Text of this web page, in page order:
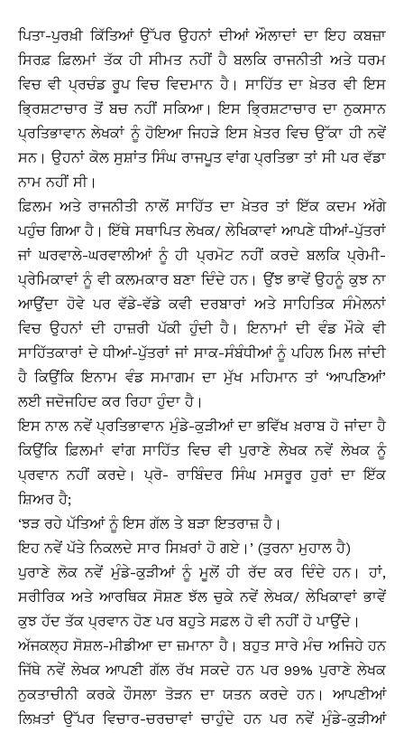
ਪਿਤਾ-ਪੁਰਖ਼ੀ ਕਿੱਤਿਆਂ ਉੱਪਰ ਉਹਨਾਂ ਦੀਆਂ ਔਲਾਦਾਂ ਦਾ ਇਹ ਕਬਜ਼ਾ
ਸਿਰਫ਼ ਫ਼ਿਲਮਾਂ ਤੱਕ ਹੀ ਸੀਮਤ ਨਹੀਂ ਹੈ ਬਲਕਿ ਰਾਜਨੀਤੀ ਅਤੇ ਧਰਮ
ਵਿਚ ਵੀ ਪ੍ਰਚੰਡ ਰੂਪ ਵਿਚ ਵਿਦਮਾਨ ਹੈ। ਸਾਹਿੱਤ ਦਾ ਖ਼ੇਤਰ ਵੀ ਇਸ
ਭ੍ਰਿਸ਼ਟਾਚਾਰ ਤੋਂ ਬਚ ਨਹੀਂ ਸਕਿਆ। ਇਸ ਭ੍ਰਿਸ਼ਟਾਚਾਰ ਦਾ ਨੁਕਸਾਨ
ਪ੍ਰਤਿਭਾਵਾਨ ਲੇਖਕਾਂ ਨੂੰ ਹੋਇਆ ਜਿਹੜੇ ਇਸ ਖ਼ੇਤਰ ਵਿਚ ਉੱਕਾ ਹੀ ਨਵੇਂ
ਸਨ। ਉਹਨਾਂ ਕੋਲ ਸੁਸ਼ਾਂਤ ਸਿੰਘ ਰਾਜਪੂਤ ਵਾਂਗ ਪ੍ਰਤਿਭਾ ਤਾਂ ਸੀ ਪਰ ਵੱਡਾ
ਨਾਮ ਨਹੀਂ ਸੀ।
ਫ਼ਿਲਮ ਅਤੇ ਰਾਜਨੀਤੀ ਨਾਲੋਂ ਸਾਹਿੱਤ ਦਾ ਖ਼ੇਤਰ ਤਾਂ ਇੱਕ ਕਦਮ ਅੱਗੇ
ਪਹੁੰਚ ਗਿਆ ਹੈ। ਇੱਥੇ ਸਥਾਪਿਤ ਲੇਖਕ/ ਲੇਖਿਕਾਵਾਂ ਆਪਣੇ ਧੀਆਂ-ਪੁੱਤਰਾਂ
ਜਾਂ ਘਰਵਾਲੇ-ਘਰਵਾਲੀਆਂ ਨੂੰ ਹੀ ਪ੍ਰਮੋਟ ਨਹੀਂ ਕਰਦੇ ਬਲਕਿ ਪ੍ਰੇਮੀ-
ਪ੍ਰੇਮਿਕਾਵਾਂ ਨੂੰ ਵੀ ਕਲਮਕਾਰ ਬਣਾ ਦਿੰਦੇ ਹਨ। ਉਂਝ ਭਾਵੇਂ ਉਹਨੂੰ ਕੁਝ ਨਾ
ਆਉਂਦਾ ਹੋਵੇ ਪਰ ਵੱਡੇ-ਵੱਡੇ ਕਵੀ ਦਰਬਾਰਾਂ ਅਤੇ ਸਾਹਿਤਿਕ ਸੰਮੇਲਨਾਂ
ਵਿਚ ਉਹਨਾਂ ਦੀ ਹਾਜ਼ਰੀ ਪੱਕੀ ਹੁੰਦੀ ਹੈ। ਇਨਾਮਾਂ ਦੀ ਵੰਡ ਮੌਕੇ ਵੀ
ਸਾਹਿੱਤਕਾਰਾਂ ਦੇ ਧੀਆਂ-ਪੁੱਤਰਾਂ ਜਾਂ ਸਾਕ-ਸੰਬੰਧੀਆਂ ਨੂੰ ਪਹਿਲ ਮਿਲ ਜਾਂਦੀ
ਹੈ ਕਿਉਂਕਿ ਇਨਾਮ ਵੰਡ ਸਮਾਗਮ ਦਾ ਮੁੱਖ ਮਹਿਮਾਨ ਤਾਂ ‘ਆਪਣਿਆਂ’
ਲਈ ਜਦੋਜਹਿਦ ਕਰ ਰਿਹਾ ਹੁੰਦਾ ਹੈ।
ਇਸ ਨਾਲ ਨਵੇਂ ਪ੍ਰਤਿਭਾਵਾਨ ਮੁੰਡੇ-ਕੁੜੀਆਂ ਦਾ ਭਵਿੱਖ ਖ਼ਰਾਬ ਹੋ ਜਾਂਦਾ ਹੈ
ਕਿਉਂਕਿ ਫ਼ਿਲਮਾਂ ਵਾਂਗ ਸਾਹਿੱਤ ਵਿਚ ਵੀ ਪੁਰਾਣੇ ਲੇਖਕ ਨਵੇਂ ਲੇਖਕ ਨੂੰ
ਪ੍ਰਵਾਨ ਨਹੀਂ ਕਰਦੇ। ਪ੍ਰੋ- ਰਾਬਿੰਦਰ ਸਿੰਘ ਮਸਰੂਰ ਹੁਰਾਂ ਦਾ ਇੱਕ
ਸ਼ਿਅਰ ਹੈ;
‘ਝੜ ਰਹੇ ਪੱਤਿਆਂ ਨੂੰ ਇਸ ਗੱਲ ਤੇ ਬੜਾ ਇਤਰਾਜ਼ ਹੈ।
ਇਹ ਨਵੇਂ ਪੱਤੇ ਨਿਕਲਦੇ ਸਾਰ ਸਿਖ਼ਰਾਂ ਹੋ ਗਏ।’ (ਤੁਰਨਾ ਮੁਹਾਲ ਹੈ)
ਪੁਰਾਣੇ ਲੋਕ ਨਵੇਂ ਮੁੰਡੇ-ਕੁੜੀਆਂ ਨੂੰ ਮੂਲੋਂ ਹੀ ਰੱਦ ਕਰ ਦਿੰਦੇ ਹਨ। ਹਾਂ,
ਸਰੀਰਿਕ ਅਤੇ ਆਰਥਿਕ ਸੋਸ਼ਣ ਝੱਲ ਚੁਕੇ ਨਵੇਂ ਲੇਖਕ/ ਲੇਖਿਕਾਵਾਂ ਭਾਵੇਂ
ਕੁਝ ਹੱਦ ਤੱਕ ਪ੍ਰਵਾਨ ਹੋਣ ਪਰ ਬਹੁਤੇ ਸਫ਼ਲ ਹੋ ਵੀ ਨਹੀਂ ਹੋ ਪਾਉਂਦੇ।
ਅੱਜਕਲ੍ਹ ਸੋਸ਼ਲ-ਮੀਡੀਆ ਦਾ ਜ਼ਮਾਨਾ ਹੈ। ਬਹੁਤ ਸਾਰੇ ਮੰਚ ਅਜਿਹੇ ਹਨ
ਜਿੱਥੇ ਨਵੇਂ ਲੇਖਕ ਆਪਣੀ ਗੱਲ ਰੱਖ ਸਕਦੇ ਹਨ ਪਰ 99% ਪੁਰਾਣੇ ਲੇਖਕ
ਨੁਕਤਾਚੀਨੀ ਕਰਕੇ ਹੌਸਲਾ ਤੋੜਨ ਦਾ ਯਤਨ ਕਰਦੇ ਹਨ। ਆਪਣੀਆਂ
ਲਿਖ਼ਤਾਂ ਉੱਪਰ ਵਿਚਾਰ-ਚਰਚਾਵਾਂ ਚਾਹੁੰਦੇ ਹਨ ਪਰ ਨਵੇਂ ਮੁੰਡੇ-ਕੁੜੀਆਂ